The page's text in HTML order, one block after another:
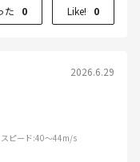
た 0 Like! 0
2026.6.29
ピード:40～44m/s